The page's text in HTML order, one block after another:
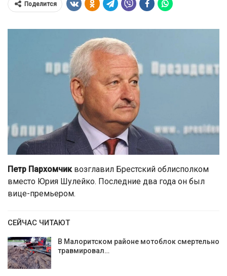
Поделится
Петр Пархомчик возглавил Брестский облисполком
вместо Юрия Шулейко. Последние два года он был
вице-премьером.
СЕЙЧАС ЧИТАЮТ
В Малоритском районе мотоблок смертельно
травмировал…